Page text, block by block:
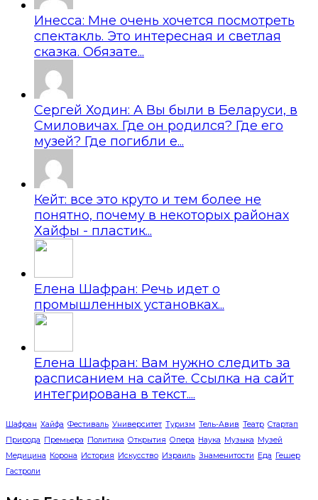
Инесса: Мне очень хочется посмотреть
спектакль. Это интересная и светлая
сказка. Обязате...
Сергей Ходин: А Вы были в Беларуси, в
Смиловичах. Где он родился? Где его
музей? Где погибли е...
Кейт: все это круто и тем более не
понятно, почему в некоторых районах
Хайфы - пластик...
Елена Шафран: Речь идет о
промышленных установках...
Елена Шафран: Вам нужно следить за
расписанием на сайте. Ссылка на сайт
интегрирована в текст....
Шафран Хайфа Фестиваль Университет Туризм Тель-Авив Театр Стартап
Природа Премьера Политика Открытия Опера Наука Музыка Музей
Медицина Корона История Искусство Израиль Знаменитости Еда Гешер
Гастроли